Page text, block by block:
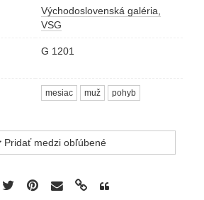
Východoslovenská galéria,
VSG
G 1201
mesiac muž pohyb
Pridať medzi obľúbené